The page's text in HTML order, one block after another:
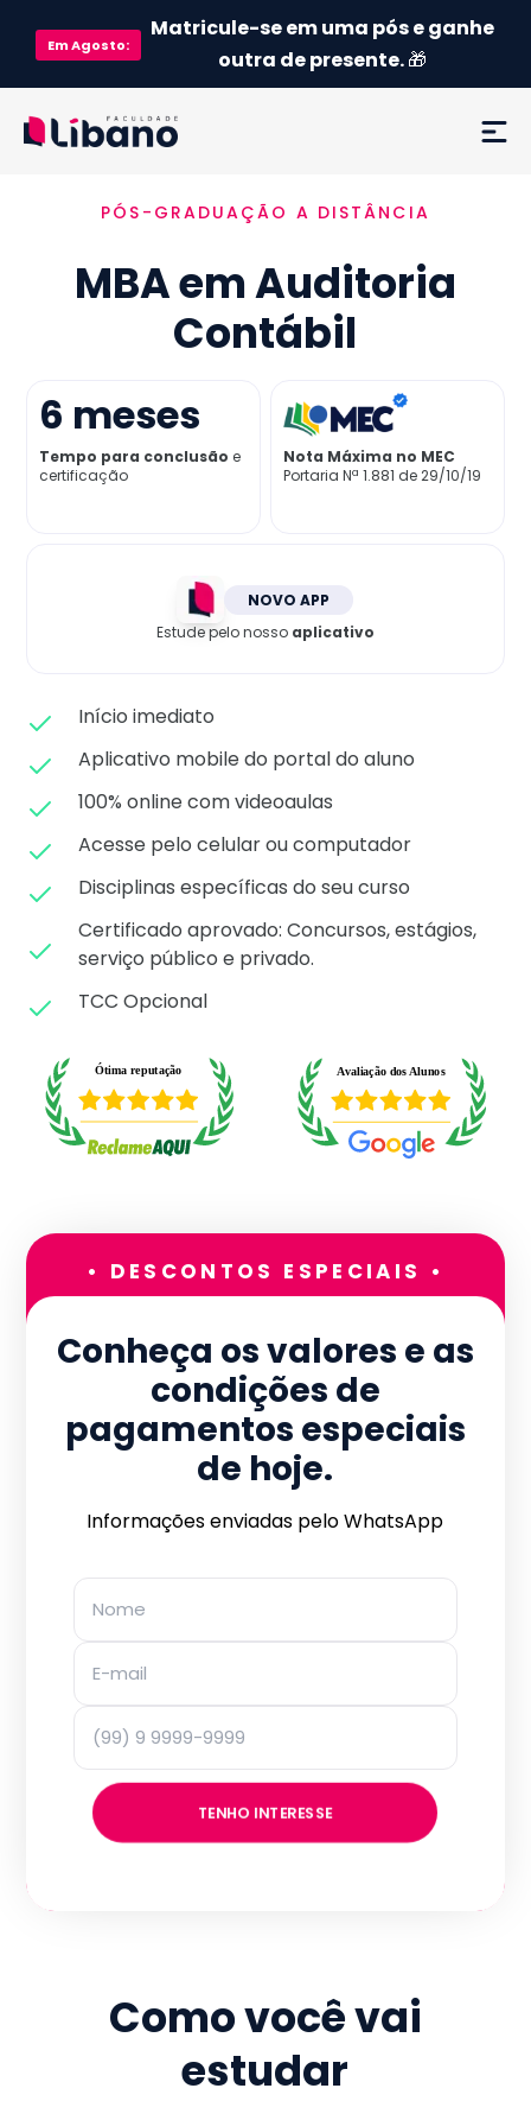
EmAgosto:
Matricule-se em uma pós e ganhe
outra de presente.🎁
Ementa
Como funciona
Credenciamento MEC
Preço
Já sou aluno
PÓS-GRADUAÇÃO A DISTÂNCIA
MBA em Auditoria
Contábil
6 meses
Tempo para conclusão e
certificação
Nota Máxima no MEC
Portaria Nª 1.881 de 29/10/19
NOVO APP
Estude pelo nosso aplicativo
Início imediato
Aplicativo mobile do portal do aluno
100% online com videoaulas
Acesse pelo celular ou computador
Disciplinas específicas do seu curso
Certificado aprovado: Concursos, estágios,
serviço público e privado.
TCC Opcional
• DESCONTOS ESPECIAIS •
Conheça os valores e as
condições de
pagamentos especiais
de hoje.
Informações enviadas pelo WhatsApp
TENHO INTERESSE
Como você vai
estudar